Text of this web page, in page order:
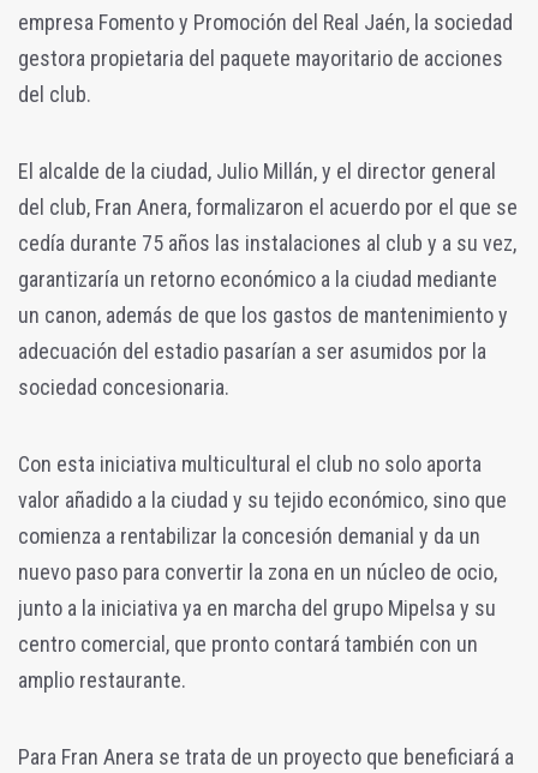
empresa Fomento y Promoción del Real Jaén, la sociedad
gestora propietaria del paquete mayoritario de acciones
del club.
El alcalde de la ciudad, Julio Millán, y el director general
del club, Fran Anera, formalizaron el acuerdo por el que se
cedía durante 75 años las instalaciones al club y a su vez,
garantizaría un retorno económico a la ciudad mediante
un canon, además de que los gastos de mantenimiento y
adecuación del estadio pasarían a ser asumidos por la
sociedad concesionaria.
Con esta iniciativa multicultural el club no solo aporta
valor añadido a la ciudad y su tejido económico, sino que
comienza a rentabilizar la concesión demanial y da un
nuevo paso para convertir la zona en un núcleo de ocio,
junto a la iniciativa ya en marcha del grupo Mipelsa y su
centro comercial, que pronto contará también con un
amplio restaurante.
Para Fran Anera se trata de un proyecto que beneficiará a